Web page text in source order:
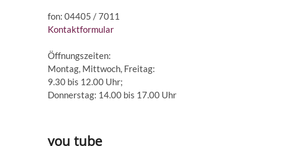
fon: 04405 / 7011
Kontaktformular
Öffnungszeiten:
Montag, Mittwoch, Freitag:
9.30 bis 12.00 Uhr;
Donnerstag: 14.00 bis 17.00 Uhr
you tube